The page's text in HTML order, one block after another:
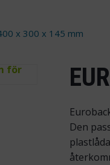
x 300 x 145 mm
Den